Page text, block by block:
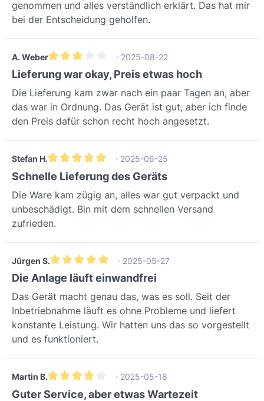
genommen und alles verständlich erklärt. Das hat mir
bei der Entscheidung geholfen.
A. Weber
Durchschnittliche Bewertung von 3 von 5 Sternen
· 2025-08-22
Lieferung war okay, Preis etwas hoch
Die Lieferung kam zwar nach ein paar Tagen an, aber
das war in Ordnung. Das Gerät ist gut, aber ich finde
den Preis dafür schon recht hoch angesetzt.
Stefan H.
Durchschnittliche Bewertung von 5 von 5 Sternen
· 2025-06-25
Schnelle Lieferung des Geräts
Die Ware kam zügig an, alles war gut verpackt und
unbeschädigt. Bin mit dem schnellen Versand
zufrieden.
Jürgen S.
Durchschnittliche Bewertung von 5 von 5 Sternen
· 2025-05-27
Die Anlage läuft einwandfrei
Das Gerät macht genau das, was es soll. Seit der
Inbetriebnahme läuft es ohne Probleme und liefert
konstante Leistung. Wir hatten uns das so vorgestellt
und es funktioniert.
Martin B.
Durchschnittliche Bewertung von 4 von 5 Sternen
· 2025-05-18
Guter Service, aber etwas Wartezeit